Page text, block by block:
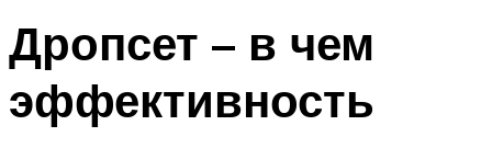
ВЕЛОСИПЕД
ПОХУДЕНИЕ
МЕНЮ
Дропсет – в чем
эффективность